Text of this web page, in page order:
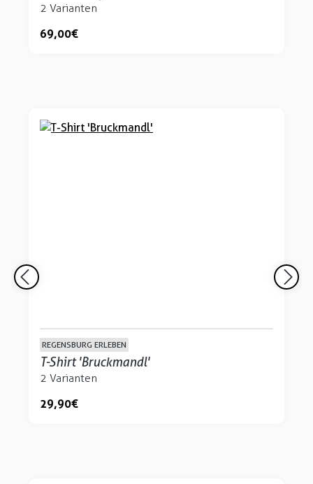
2 Varianten
69,00 €
REGENSBURG ERLEBEN
T-Shirt 'Bruckmandl'
2 Varianten
29,90 €